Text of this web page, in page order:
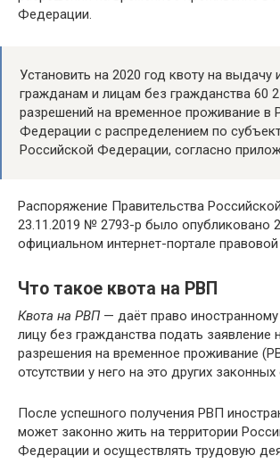
Федерации.
Установить на 2020 год квоту на выдачу
гражданам и лицам без гражданства 60
разрешений на временное проживание в
Федерации с распределением по
Российской Федерации, согласно
Распоряжение Правительства
23.11.2019 № 2793-р было опубликовано
официальном интернет-портале
Что такое квота на РВП
Квота на РВП— даёт право иностранному
лицу без гражданства подать заявление
разрешения на временное проживание
отсутствии у него на это других
После успешного получения РВП
может законно жить на территории
Федерации и осуществлять трудовую